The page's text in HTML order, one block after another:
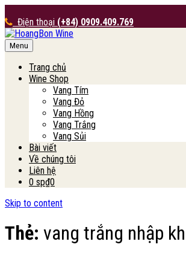
Điện thoại (+84) 0909.409.769
HoangBon Wine
Menu
Trang chủ
Wine Shop
Vang Tím
Vang Đỏ
Vang Hồng
Vang Trắng
Vang Sủi
Bài viết
Về chúng tôi
Liên hệ
0 sp₫0
Skip to content
Thẻ: vang trắng nhập